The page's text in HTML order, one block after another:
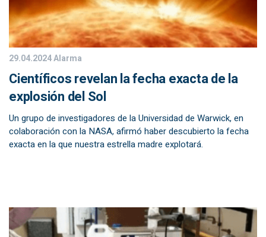
29.04.2024Alarma
Científicos revelan la fecha exacta de la
explosión del Sol
Un grupo de investigadores de la Universidad de Warwick, en
colaboración con la NASA, afirmó haber descubierto la fecha
exacta en la que nuestra estrella madre explotará.